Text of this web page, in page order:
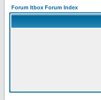
Forum Itbox Forum Index